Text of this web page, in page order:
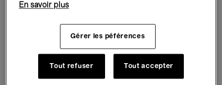
Musique classique
Musique électronique
Pour tous Kids’ Palace
En savoir plus
Gérer les péférences
Tout refuser Tout accepter